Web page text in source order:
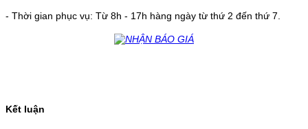
- Thời gian phục vụ: Từ 8h - 17h hàng ngày từ thứ 2 đến thứ 7.
Kết luận